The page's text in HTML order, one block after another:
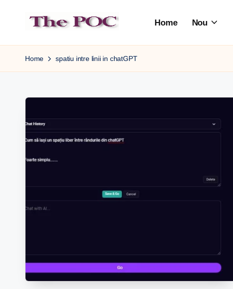
to
content
Home Nou
Home spatiu intre linii in chatGPT